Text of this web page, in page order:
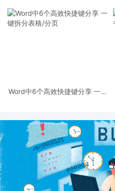
Word中6个高效快捷键分享 一键